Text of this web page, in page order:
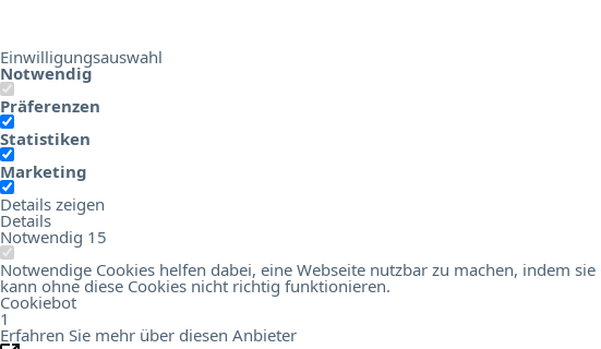
Einwilligungsauswahl
Notwendig
Präferenzen
Statistiken
Marketing
Details zeigen
Details
Notwendig 15
Notwendige Cookies helfen dabei, eine Webseite nutzbar zu machen, indem
kann ohne diese Cookies nicht richtig funktionieren.
Cookiebot
1
Erfahren Sie mehr über diesen Anbieter